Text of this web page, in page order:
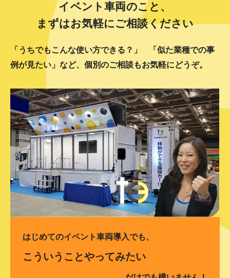
イベント車両のこと、
まずはお気軽にご相談ください
「うちでもこんな使い方できる？」
「似た業種での事
例が見たい」など、個別のご相談もお気軽にどうぞ。
はじめてのイベント車両導入でも、
こういうことやってみたい